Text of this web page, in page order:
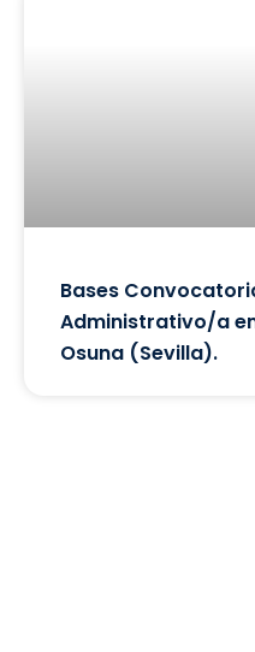
Bases
Administrativo/a
Osuna (Sevilla).